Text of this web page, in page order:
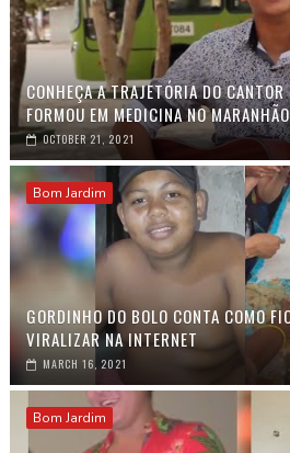
CONHEÇA A TRAJETÓRIA DO
FORMOU EM MEDICINA NO MARANHÃO
OCTOBER 21, 2021
Bom Jardim
GORDINHO DO BOLO CONTA COMO
VIRALIZAR NA INTERNET
MARCH 16, 2021
Bom Jardim